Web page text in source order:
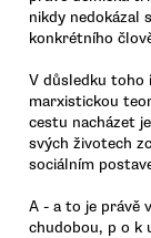
nikdy nedokázal
konkrétního
V důsledku toho
marxistickou
cestu nacházet
svých životech
sociálním
A - a to je právě
chudobou, p o k